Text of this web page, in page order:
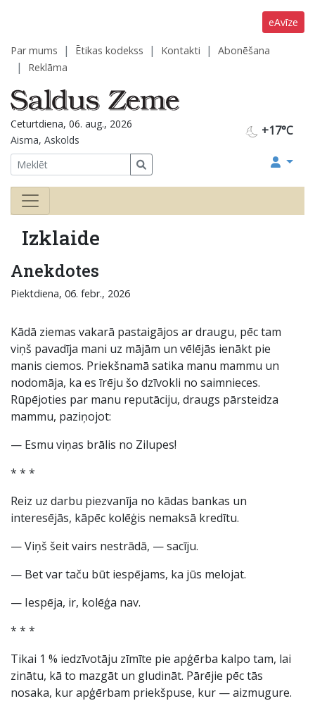
eAvīze
Par mums Ētikas kodekss Kontakti
Abonēšana
Reklāma
+17°C
Ceturtdiena, 06. aug., 2026
Aisma, Askolds
Izklaide
Anekdotes
Piektdiena, 06. febr., 2026
Kādā ziemas vakarā pastaigājos ar draugu, pēc tam
viņš pavadīja mani uz mājām un vēlējās ienākt pie
manis ciemos. Priekšnamā satika manu mammu un
nodomāja, ka es īrēju šo dzīvokli no saimnieces.
Rūpējoties par manu reputāciju, draugs pārsteidza
mammu, paziņojot:
— Esmu viņas brālis no Zilupes!
* * *
Reiz uz darbu piezvanīja no kādas bankas un
interesējās, kāpēc kolēģis nemaksā kredītu.
— Viņš šeit vairs nestrādā, — sacīju.
— Bet var taču būt iespējams, ka jūs melojat.
— Iespēja, ir, kolēģa nav.
* * *
Tikai 1 % iedzīvotāju zīmīte pie apģērba kalpo tam, lai
zinātu, kā to mazgāt un gludināt. Pārējie pēc tās
nosaka, kur apģērbam priekšpuse, kur — aizmugure.